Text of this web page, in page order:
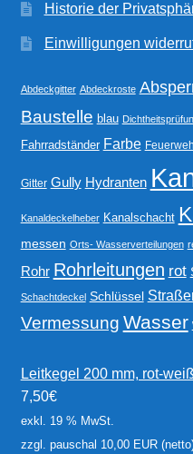
Historie der
Einwilligungen
Abdeckgitter Abdeckroste
Baustelle blau
Fahrradständer Farbe
Gitter Gully Hydranten
Kanaldeckelheber Kanalschacht
messen Orts- Wasserverteilungen
Rohr Rohrleitungen rot
Schachtdeckel Schlüssel
Vermessung Wasser
Leitkegel 200 mm, rot-weiß
7,50€
exkl. 19 % MwSt.
zzgl. pauschal 10,00 EUR